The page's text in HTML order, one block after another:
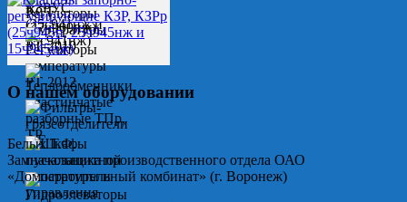
О нашем оборудовании
Белых Т.Ф.
Замначальника производственного отдела ОАО
«Домостроительный комбинат» (г. Воронеж)